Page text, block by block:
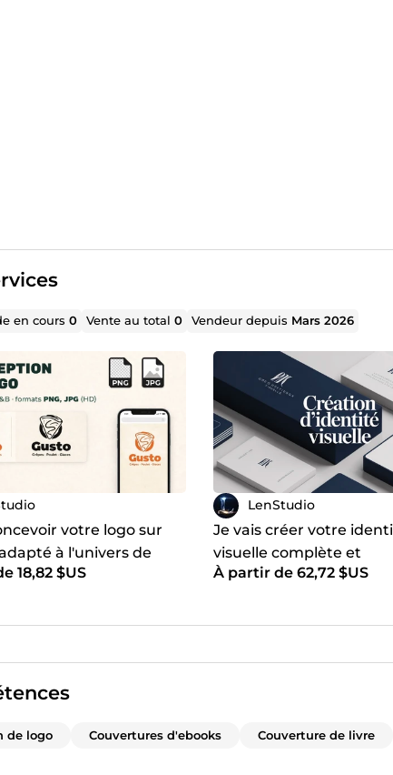
en cours0 Vente au total0 Vendeur depuis Mars 2026
votre logo sur
à l'univers de
18,82 $US
LenStudio
Je vais créer votre
visuelle complète et
professionnelle
À partir de 62,72 $US
de logo Couvertures d'ebooks Couverture de livre